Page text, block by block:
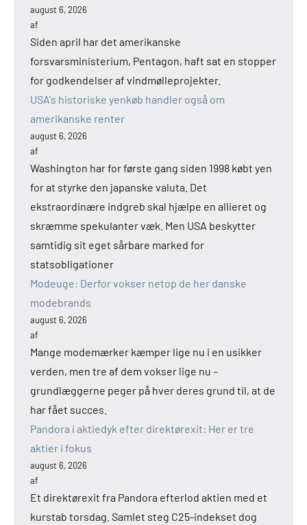
august 6, 2026
af
Siden april har det amerikanske
forsvarsministerium, Pentagon, haft sat en stopper
for godkendelser af vindmølleprojekter.
USA's historiske yenkøb handler også om
amerikanske renter
august 6, 2026
af
Washington har for første gang siden 1998 købt yen
for at styrke den japanske valuta. Det
ekstraordinære indgreb skal hjælpe en allieret og
skræmme spekulanter væk. Men USA beskytter
samtidig sit eget sårbare marked for
statsobligationer
Modeuge: Derfor vokser netop de her danske
modebrands
august 6, 2026
af
Mange modemærker kæmper lige nu i en usikker
verden, men tre af dem vokser lige nu –
grundlæggerne peger på hver deres grund til, at de
har fået succes.
Pandora i aktiedyk efter direktørexit: Her er tre
aktier i fokus
august 6, 2026
af
Et direktørexit fra Pandora efterlod aktien med et
kurstab torsdag. Samlet steg C25-indekset dog